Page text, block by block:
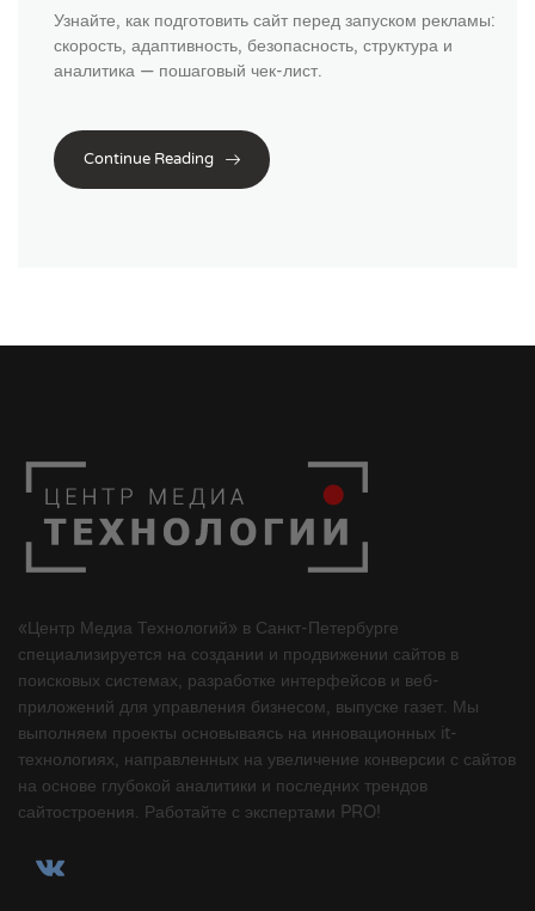
Узнайте, как подготовить сайт перед запуском рекламы:
скорость, адаптивность, безопасность, структура и
аналитика — пошаговый чек-лист.
Continue Reading
«Центр Медиа Технологий» в Санкт-Петербурге
специализируется на создании и продвижении сайтов в
поисковых системах, разработке интерфейсов и веб-
приложений для управления бизнесом, выпуске газет. Мы
выполняем проекты основываясь на инновационных it-
технологиях, направленных на увеличение конверсии с сайтов
на основе глубокой аналитики и последних трендов
сайтостроения. Работайте с экспертами PRO!